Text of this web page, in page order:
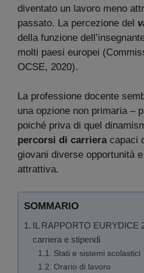
diventato un lavoro meno
passato. La percezione del
della funzione
molti paesi europei
OCSE, 2020).
La professione docente
una opzione non primaria –
poiché priva di quel
percorsi di carrieracapaci
giovani diverse opportunità
attrattiva.
SOMMARIO
IL RAPPORTO EURYDICE
carriera e stipendi
Stati e sistemi scolastici
Orario di lavoro